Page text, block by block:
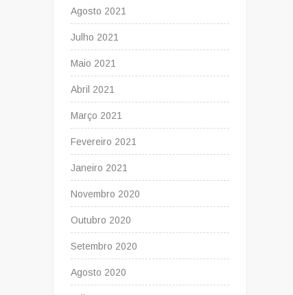
Agosto 2021
Julho 2021
Maio 2021
Abril 2021
Março 2021
Fevereiro 2021
Janeiro 2021
Novembro 2020
Outubro 2020
Setembro 2020
Agosto 2020